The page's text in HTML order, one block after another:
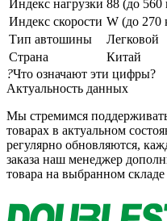
Индекс нагрузки 88 (до 560
Индекс скорости W (до 270
Тип автошины
Легковой
Страна
Китай
?Что означают эти цифры?
Актуальность данных
Мы стремимся
товарах в актуальном
регулярно обновляются,
заказа наш менеджер
товара на выбранном